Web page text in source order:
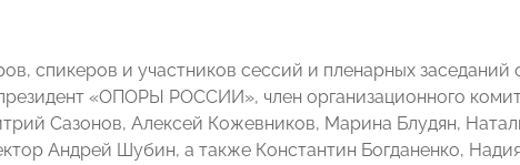
спикеров и участников сессий и пленарных
«ОПОРЫ РОССИИ», член организационного
Сазонов, Алексей Кожевников, Марина Блудян,
Андрей Шубин, а также Константин Богданенко,